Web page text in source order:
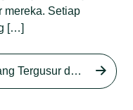
Tripa
2025
mereka. Setiap
[…]
Kisah Orangutan Sumatera yang Tergusur dari Rumah Sendiri series